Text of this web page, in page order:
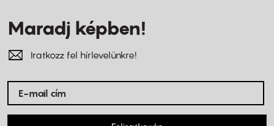
Maradj képben!
Iratkozz fel hírlevelünkre!